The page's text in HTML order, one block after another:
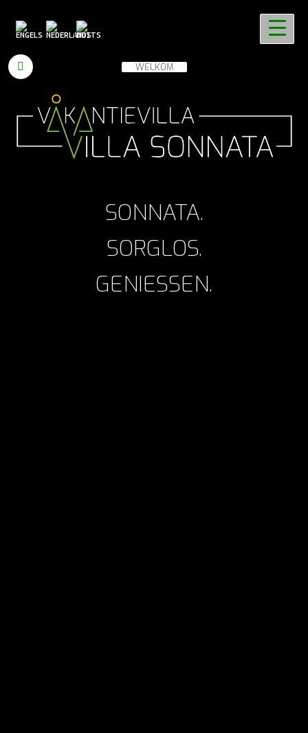
WELKOM
SONNATA.
SORGLOS.
GENIESSEN.